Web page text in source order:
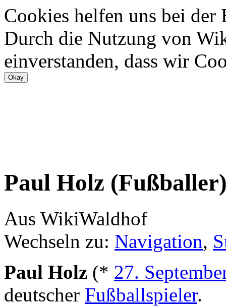
Cookies helfen uns bei
Durch die Nutzung von
einverstanden, dass wir
Paul Holz
Aus WikiWaldhof
Wechseln zu: Navigation,
Paul Holz (* 27.
deutscher Fußballspieler.